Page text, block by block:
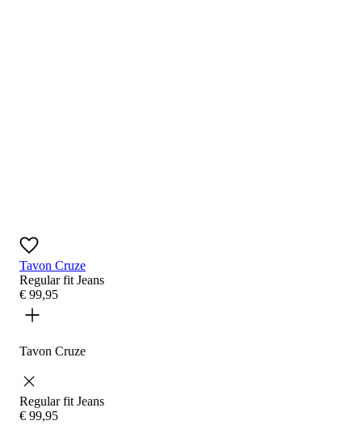
Tavon Cruze
Regular fitJeans
€ 99,95
Tavon Cruze
Regular fitJeans
€ 99,95